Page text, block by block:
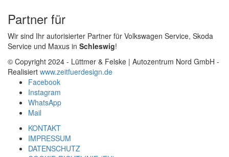
Partner für
Wir sind Ihr autorisierter Partner für Volkswagen Service, Skoda
Service und Maxus in Schleswig!
© Copyright 2024 - Lüttmer & Felske | Autozentrum Nord GmbH -
Realisiert www.zeitfuerdesign.de
Facebook
Instagram
WhatsApp
Mail
KONTAKT
IMPRESSUM
DATENSCHUTZ